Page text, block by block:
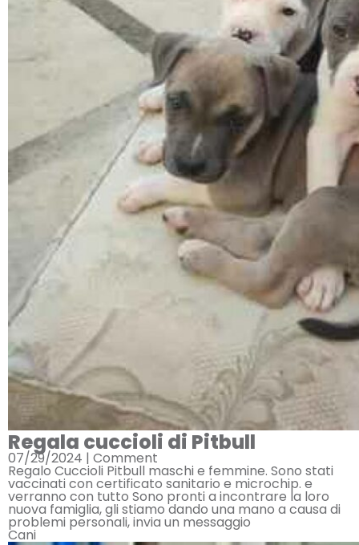
Regala cuccioli di Pitbull
07/29/2024 | Comment
Regalo Cuccioli Pitbull maschi e femmine. Sono stati
vaccinati con certificato sanitario e microchip. e
verranno con tutto Sono pronti a incontrare la loro
nuova famiglia, gli stiamo dando una mano a causa di
problemi personali, invia un messaggio
Cani